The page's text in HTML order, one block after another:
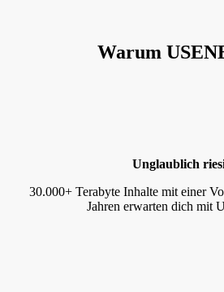
Warum
Unglaublich
30.000+ Terabyte Inhalte mit einer
Jahren erwarten dich mit